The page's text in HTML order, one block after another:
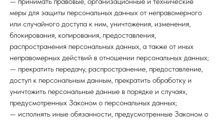
меры для защиты персональных данных от неправомерного
или случайного доступа к ним, уничтожения, изменения,
блокирования, копирования, предоставления,
распространения персональных данных, а также от иных
неправомерных действий в отношении персональных данных;
— прекратить передачу, распространение, предоставление,
доступ к персональным данным, прекратить обработку и
уничтожить персональные данные в порядке и случаях,
предусмотренных Законом о персональных данных;
— исполнять иные обязанности, предусмотренные Законом о